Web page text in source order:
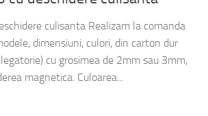
culisanta Realizam la comanda
dimensiuni, culori, din carton dur
cu grosimea de 2mm sau 3mm,
magnetica. Culoarea...